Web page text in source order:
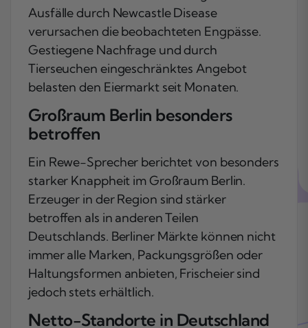
Ausfälle durch Newcastle Disease
verursachen die beobachteten Engpässe.
Gestiegene Nachfrage und durch
Tierseuchen eingeschränktes Angebot
belasten den Eiermarkt seit Monaten.
Großraum Berlin besonders
betroffen
Ein Rewe-Sprecher berichtet von besonders
starker Knappheit im Großraum Berlin.
Erzeuger in der Region sind stärker
betroffen als in anderen Teilen
Deutschlands. Berliner Märkte können nicht
immer alle Marken, Packungsgrößen oder
Haltungsformen anbieten, Frischeier sind
jedoch stets erhältlich.
Netto-Standorte in Deutschland